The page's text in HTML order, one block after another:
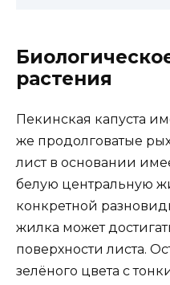
растения
Пекинская капуста
же продолговатые
лист в основании
белую центральную
конкретной
жилка может
поверхности листа.
зелёного цвета с